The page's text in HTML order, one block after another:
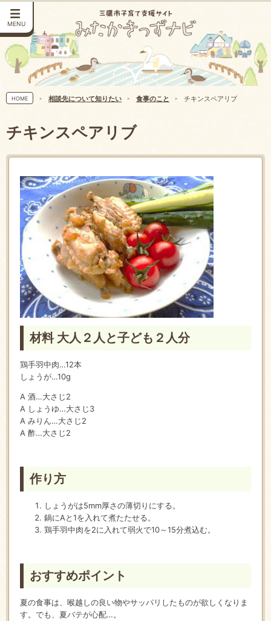
MENU
HOME 相談先について知りたい 食事のこと チキンスペアリブ
チキンスペアリブ
材料 大人２人と子ども２人分
鶏手羽中肉…12本
しょうが…10g
A 酒…大さじ2
A しょうゆ…大さじ3
A みりん…大さじ2
A 酢…大さじ2
作り方
しょうがは5mm厚さの薄切りにする。
鍋にAと1を入れて煮たたせる。
鶏手羽中肉を2に入れて弱火で10～15分煮込む。
おすすめポイント
夏の食事は、喉越しの良い物やサッパリしたものが欲しくなりま
す。でも、夏バテが心配…。